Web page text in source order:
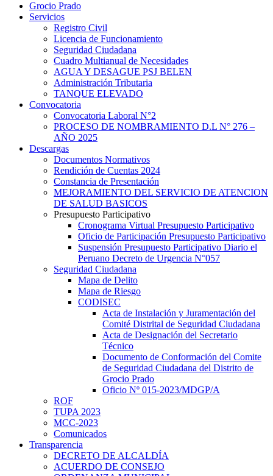
Grocio Prado
Servicios
Registro Civil
Licencia de Funcionamiento
Seguridad Ciudadana
Cuadro Multianual de Necesidades
AGUA Y DESAGUE PSJ BELEN
Administración Tributaria
TANQUE ELEVADO
Convocatoria
Convocatoria Laboral N°2
PROCESO DE NOMBRAMIENTO D.L N° 276 –
AÑO 2025
Descargas
Documentos Normativos
Rendición de Cuentas 2024
Constancia de Presentación
MEJORAMIENTO DEL SERVICIO DE ATENCION
DE SALUD BASICOS
Presupuesto Participativo
Cronograma Virtual Presupuesto Participativo
Oficio de Participación Presupuesto Participativo
Suspensión Presupuesto Participativo Diario el
Peruano Decreto de Urgencia N°057
Seguridad Ciudadana
Mapa de Delito
Mapa de Riesgo
CODISEC
Acta de Instalación y Juramentación del
Comité Distrital de Seguridad Ciudadana
Acta de Designación del Secretario
Técnico
Documento de Conformación del Comite
de Seguridad Ciudadana del Distrito de
Grocio Prado
Oficio Nº 015-2023/MDGP/A
ROF
TUPA 2023
MCC-2023
Comunicados
Transparencia
DECRETO DE ALCALDÍA
ACUERDO DE CONSEJO